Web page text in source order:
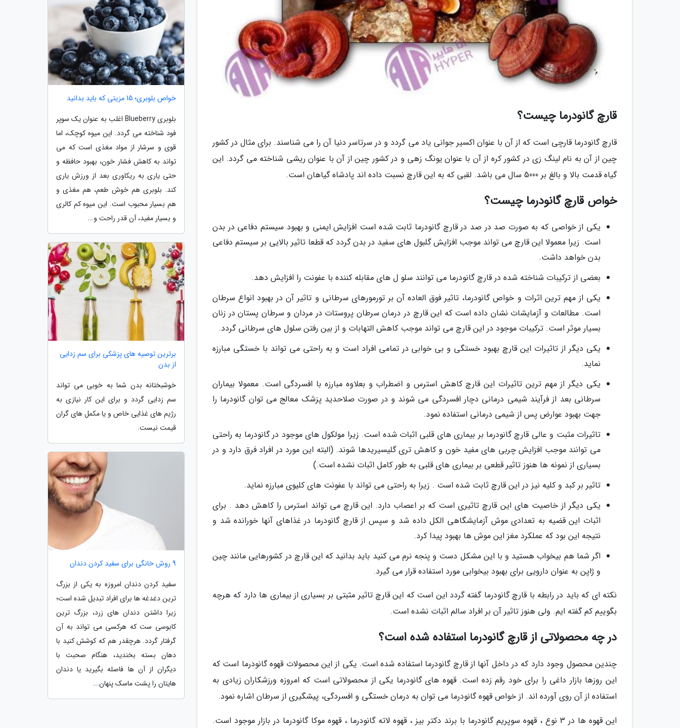
قارچ گانودرما چیست؟
قارچ گانودرما قارچی است که از آن با عنوان اکسیر جوانی یاد می گردد و در سرتاسر دنیا آن را می شناسند. برای مثال در کشور
چین از آن به نام لینگ زی در کشور کره از آن با عنوان یونگ زهی و در کشور چین از آن با عنوان ریشی شناخته می گردد. این
گیاه قدمت بالا و بالغ بر 5000 سال می باشد. لقبی که به این قارچ نسبت داده اند پادشاه گیاهان است.
خواص قارچ گانودرما چیست؟
یکی از خواصی که به صورت صد در صد در قارچ گانودرما ثابت شده است افزایش ایمنی و بهبود سیستم دفاعی در بدن
است. زیرا معمولا این قارچ می تواند موجب افزایش گلبول های سفید در بدن گردد که قطعا تاثیر بالایی بر سیستم دفاعی
بدن خواهد داشت.
بعضی از ترکیبات شناخته شده در قارچ گانودرما می توانند سلو ل های مقابله کننده با عفونت را افزایش دهد.
یکی از مهم ترین اثرات و خواص گانودرما، تاثیر فوق العاده آن بر تورمورهای سرطانی و تاثیر آن در بهبود انواع سرطان
است. مطالعات و آزمایشات نشان داده است که این قارچ در درمان سرطان پروستات در مردان و سرطان پستان در زنان
بسیار موثر است. ترکیبات موجود در این قارچ می تواند موجب کاهش التهابات و از بین رفتن سلول های سرطانی گردد.
یکی دیگر از تاثیرات این قارچ بهبود خستگی و بی خوابی در تمامی افراد است و به راحتی می تواند با خستگی مبارزه
نماید.
یکی دیگر از مهم ترین تاثیرات این قارچ کاهش استرس و اضطراب و بعلاوه مبارزه با افسردگی است. معمولا بیماران
سرطانی بعد از فرآیند شیمی درمانی دچار افسردگی می شوند و در صورت صلاحدید پزشک معالج می توان گانودرما را
جهت بهبود عوارض پس از شیمی درمانی استفاده نمود.
تاثیرات مثبت و عالی قارچ گانودرما بر بیماری های قلبی اثبات شده است. زیرا مولکول های موجود در گانودرما به راحتی
می توانند موجب افزایش چربی های مفید خون و کاهش تری گلیسیریدها شوند. (البته این مورد در افراد فرق دارد و در
بسیاری از نمونه ها هنوز تاثیر قطعی بر بیماری های قلبی به طور کامل اثبات نشده است.)
تاثیر بر کبد و کلیه نیز در این قارچ ثابت شده است . زیرا به راحتی می تواند با عفونت های کلیوی مبارزه نماید.
یکی دیگر از خاصیت های این قارچ تاثیری است که بر اعصاب دارد. این قارچ می تواند استرس را کاهش دهد . برای
اثبات این قضیه به تعدادی موش آزمایشگاهی الکل داده شد و سپس از قارچ گانودرما در غذاهای آنها خورانده شد و
نتیجه این بود که عملکرد مغز این موش ها بهبود پیدا کرد.
اگر شما هم بیخواب هستید و با این مشکل دست و پنجه نرم می کنید باید بدانید که این قارچ در کشورهایی مانند چین
و ژاپن به عنوان دارویی برای بهبود بیخوابی مورد استفاده قرار می گیرد.
نکته ای که باید در رابطه با قارچ گانودرما گفته گردد این است که این قارچ تاثیر مثبتی بر بسیاری از بیماری ها دارد که هرچه
بگوییم کم گفته ایم. ولی هنوز تاثیر آن بر افراد سالم اثبات نشده است.
در چه محصولاتی از قارچ گانودرما استفاده شده است؟
چندین محصول وجود دارد که در داخل آنها از قارچ گانودرما استفاده شده است. یکی از این محصولات قهوه گانودرما است که
این روزها بازار داغی را برای خود رقم زده است. قهوه های گانودرما یکی از محصولاتی است که امروزه ورزشکاران زیادی به
استفاده از آن روی آورده اند. از خواص قهوه گانودرما می توان به درمان خستگی و افسردگی، پیشگیری از سرطان اشاره نمود.
این قهوه ها در 3 نوع ، قهوه سوپریم گانودرما با برند دکتر بیز ، قهوه لاته گانودرما ، قهوه موکا گانودرما در بازار موجود است.
خواص بلوبری؛ 15 مزیتی که باید بدانید
بلوبری Blueberry اغلب به عنوان یک سوپر
فود شناخته می گردد. این میوه کوچک، اما
قوی و سرشار از مواد مغذی است که می
تواند به کاهش فشار خون، بهبود حافظه و
حتی یاری به ریکاوری بعد از ورزش یاری
کند. بلوبری هم خوش طعم، هم مغذی و
هم بسیار محبوب است. این میوه کم کالری
و بسیار مفید، آن قدر راحت و...
برترین توصیه های پزشکی برای سم زدایی
از بدن
خوشبختانه بدن شما به خوبی می تواند
سم زدایی گردد و برای این کار نیازی به
رژیم های غذایی خاص و یا مکمل های گران
قیمت نیست.
9 روش خانگی برای سفید کردن دندان
سفید کردن دندان امروزه به یکی از بزرگ
ترین دغدغه ها برای افراد تبدیل شده است؛
زیرا داشتن دندان های زرد، بزرگ ترین
کابوسی ست که هرکسی می تواند به آن
گرفتار گردد. هرچقدر هم که کوشش کنید با
دهان بسته بخندید، هنگام صحبت با
دیگران از آن ها فاصله بگیرید یا دندان
هایتان را پشت ماسک پنهان...